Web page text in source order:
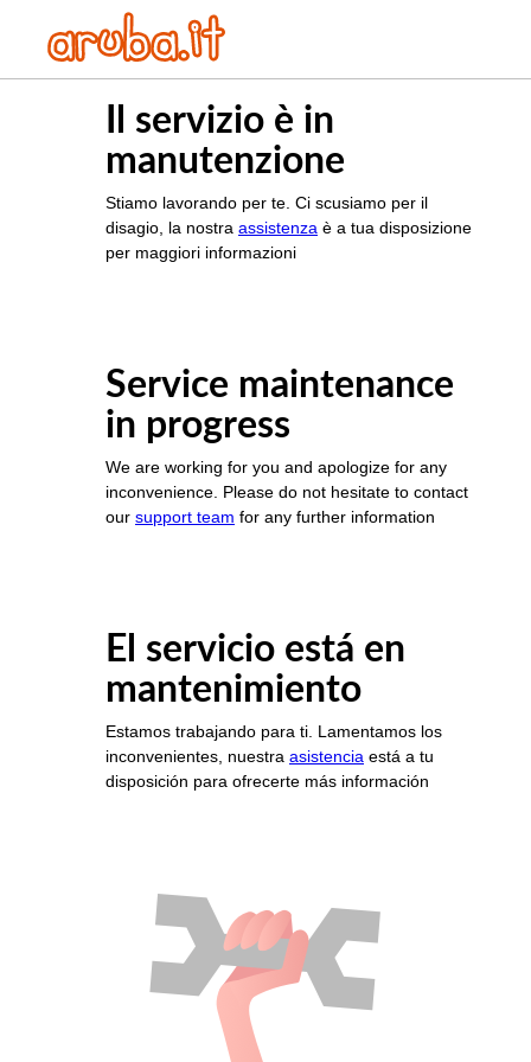
Il servizio è in
manutenzione
Stiamo lavorando per te. Ci scusiamo per il
disagio, la nostra assistenza è a tua disposizione
per maggiori informazioni
Service maintenance
in progress
We are working for you and apologize for any
inconvenience. Please do not hesitate to contact
our support team for any further information
El servicio está en
mantenimiento
Estamos trabajando para ti. Lamentamos los
inconvenientes, nuestra asistencia está a tu
disposición para ofrecerte más información